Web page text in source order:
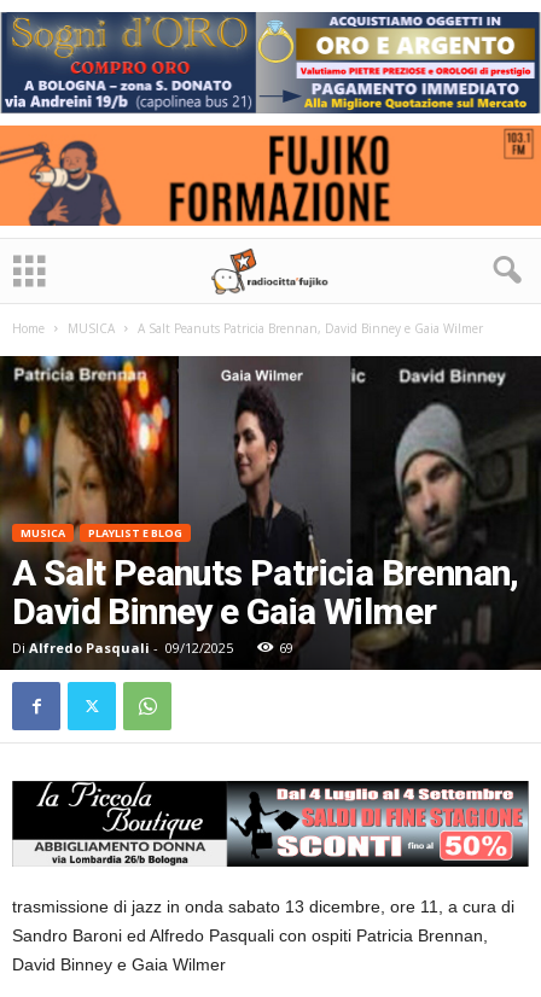
Home MUSICA A Salt Peanuts Patricia Brennan, David Binney e Gaia Wilmer
MUSICA PLAYLIST E BLOG
A Salt Peanuts Patricia Brennan,
David Binney e Gaia Wilmer
Di Alfredo Pasquali - 09/12/2025 69
trasmissione di jazz in onda sabato 13 dicembre, ore 11, a cura di
Sandro Baroni ed Alfredo Pasquali con ospiti Patricia Brennan,
David Binney e Gaia Wilmer